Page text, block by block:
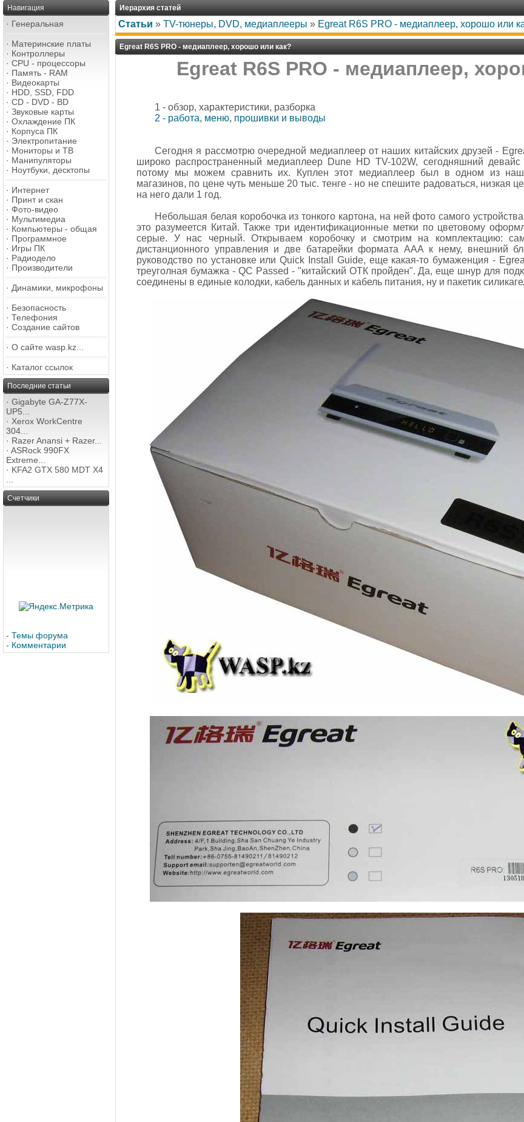
Навигация
· Генеральная
· Материнские платы
· Контроллеры
· CPU - процессоры
· Память - RAM
· Видеокарты
· HDD, SSD, FDD
· CD - DVD - BD
· Звуковые карты
· Охлаждение ПК
· Корпуса ПК
· Электропитание
· Мониторы и ТВ
· Манипуляторы
· Ноутбуки, десктопы
· Интернет
· Принт и скан
· Фото-видео
· Мультимедиа
· Компьютеры - общая
· Программное
· Игры ПК
· Радиодело
· Производители
· Динамики, микрофоны
· Безопасность
· Телефония
· Создание сайтов
· О сайте wasp.kz...
· Каталог ссылок
Последние статьи
· Gigabyte GA-Z77X-
UP5...
· Xerox WorkCentre
304...
· Razer Anansi + Razer...
· ASRock 990FX
Extreme...
· KFA2 GTX 580 MDT X4
Счетчики
- Темы форума
- Комментарии
Иерархия статей
Статьи » TV-тюнеры, DVD, медиаплееры » Egreat R6S PRO - медиаплеер, хорошо или
Egreat R6S PRO - медиаплеер, хорошо или как?
Egreat R6S PRO - медиаплеер,
1 - обзор, характеристики, разборка
2 - работа, меню, прошивки и выводы
Сегодня я рассмотрю очередной медиаплеер от наших китайских друзей -
широко распространенный медиаплеер Dune HD TV-102W, сегодняшний девайс
потому мы можем сравнить их. Куплен этот медиаплеер был в одном из
магазинов, по цене чуть меньше 20 тыс. тенге - но не спешите радоваться, низкая
на него дали 1 год.
Небольшая белая коробочка из тонкого картона, на ней фото самого
это разумеется Китай. Также три идентификационные метки по цветовому
серые. У нас черный. Открываем коробочку и смотрим на комплектацию:
дистанционного управления и две батарейки формата ААА к нему, внешний
руководство по установке или Quick Install Guide, еще какая-то бумаженция -
треуголная бумажка - QC Passed - "китайский ОТК пройден". Да, еще шнур для
соединены в единые колодки, кабель данных и кабель питания, ну и пакетик